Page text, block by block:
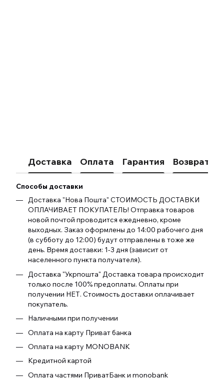
Доставка Оплата Гарантия Возврат
Способы доставки
Доставка "Нова Пошта" СТОИМОСТЬ ДОСТАВКИ
ОПЛАЧИВАЕТ ПОКУПАТЕЛЬ! Отправка товаров
новой почтой проводится ежедневно, кроме
выходных. Заказ оформлены до 14:00 рабочего дня
(в субботу до 12:00) будут отправлены в тоже же
день. Время доставки: 1-3 дня (зависит от
населенного пункта получателя).
Доставка "Укрпошта" Доставка товара происходит
только после 100% предоплаты. Оплаты при
получении НЕТ. Стоимость доставки оплачивает
покупатель.
Наличными при получении
Оплата на карту Приват банка
Оплата на карту MONOBANK
Кредитной картой
Оплата частями ПриватБанк и monobank